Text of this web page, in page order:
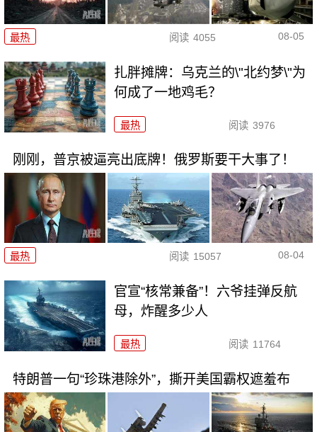
最热 阅读 4055 08-05
扎胖摊牌：乌克兰的\"北约梦\"为
何成了一地鸡毛？
最热 阅读 3976
刚刚，普京被逼亮出底牌！俄罗斯要干大事了！
最热 阅读 15057 08-04
官宣“核常兼备”！六爷挂弹反航
母，炸醒多少人
最热 阅读 11764
特朗普一句“珍珠港除外”，撕开美国霸权遮羞布